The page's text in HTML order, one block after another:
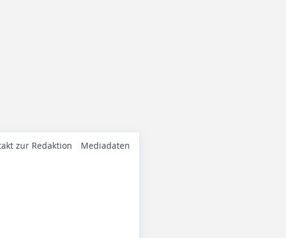
zur Redaktion Mediadaten